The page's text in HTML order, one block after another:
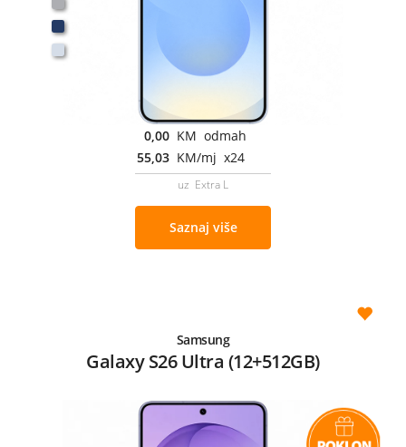
0,00 KM odmah
55,03 KM/mj x24
uz Extra L
Saznaj više
Samsung
Galaxy S26 Ultra (12+512GB)